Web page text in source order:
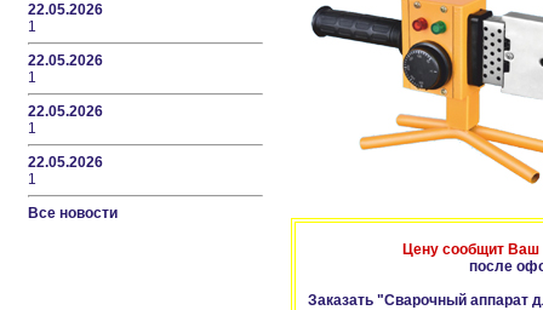
22.05.2026
1
22.05.2026
1
22.05.2026
1
22.05.2026
1
Все новости
Цену сообщит
после
Заказать "Сварочный аппарат